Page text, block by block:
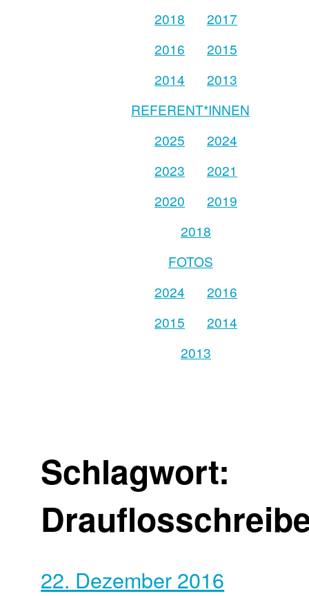
2018
2017
2016
2015
2014
2013
REFERENT*INNEN
2025
2024
2023
2021
2020
2019
2018
FOTOS
2024
2016
2015
2014
2013
Schlagwort:
22. Dezember 2016